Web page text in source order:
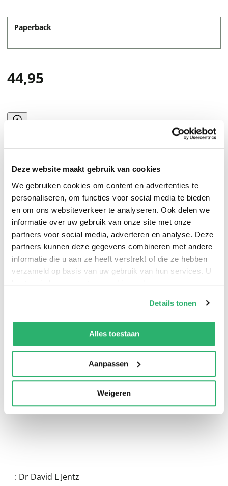
Deze website maakt gebruik van cookies
We gebruiken cookies om content en advertenties te
personaliseren, om functies voor social media te bieden
en om ons websiteverkeer te analyseren. Ook delen we
informatie over uw gebruik van onze site met onze
partners voor social media, adverteren en analyse. Deze
partners kunnen deze gegevens combineren met andere
informatie die u aan ze heeft verstrekt of die ze hebben
verzameld op basis van uw gebruik van hun services. U
kunt op ieder moment uw cookievoorkeuren aanpassen
We werken samen met13 derdendie uw gegevens
kunnen ontvangen en verwerken.
Details tonen
Alles toestaan
Aanpassen
Weigeren
Paperback
44,95
0|0
: Dr David L Jentz